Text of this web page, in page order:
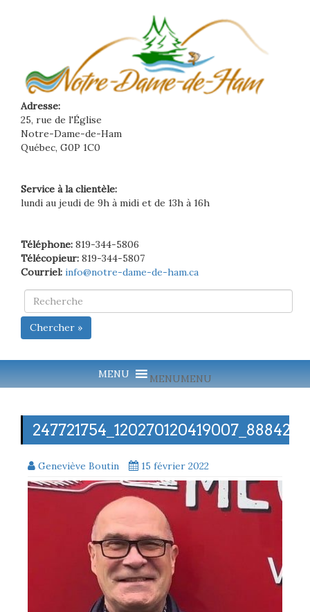
Adresse:
25, rue de l'Église
Notre-Dame-de-Ham
Québec, G0P 1C0
Service à la clientèle:
lundi au jeudi de 9h à midi et de 13h à 16h
Téléphone: 819-344-5806
Télécopieur: 819-344-5807
Courriel: info@notre-dame-de-ham.ca
Chercher »
MENUMENU
Geneviève Boutin 15 février 2022